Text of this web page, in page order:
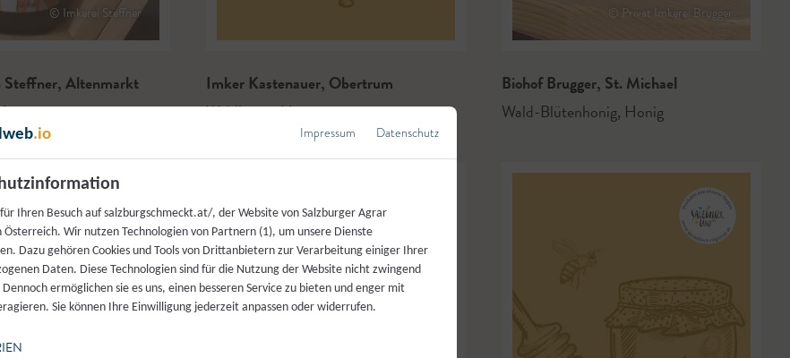
© Imkerei Steffner
Steffner,Altenmarkt
Imker Kastenauer, Obertrum
Waldhonig,Honig
© Privat Imkerei Brugger
Biohof Brugger, St. Michael
Wald-Blütenhonig, Honig
.io Impressum Datenschutz
Ihren Besuch auf salzburgschmeckt.at/, der Website von Salzburger Agrar
Wir nutzen Technologien von Partnern (1), um unsere Dienste
Dazu gehören Cookies und Tools von Drittanbietern zur Verarbeitung einiger Ihrer
Daten. Diese Technologien sind für die Nutzung der Website nicht zwingend
ermöglichen sie es uns, einen besseren Service zu bieten und enger mit
Sie können Ihre Einwilligung jederzeit anpassen oder widerrufen.